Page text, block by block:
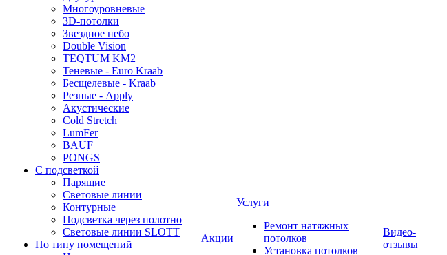
Многоуровневые
3D-потолки
Звездное небо
Double Vision
TEQTUM KM2
Теневые - Euro Kraab
Бесщелевые - Kraab
Резные - Apply
Акустические
Cold Stretch
LumFer
BAUF
PONGS
С подсветкой
Парящие
Световые линии
Контурные
Подсветка через полотно
Световые линии SLOTT
По типу помещений
Акции
Услуги
Ремонт натяжных
потолков
Установка потолков
Видео-
отзывы